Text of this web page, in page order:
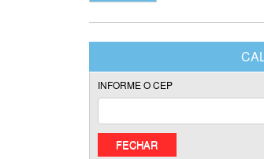
FECHAR